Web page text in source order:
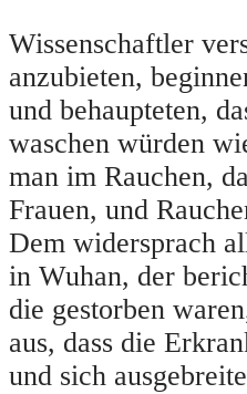
Wissenschaftler
anzubieten,
und behaupteten,
waschen würden
man im Rauchen,
Frauen, und
Dem widersprach
in Wuhan, der
die gestorben
aus, dass die
und sich